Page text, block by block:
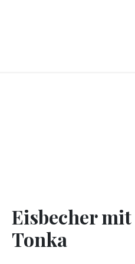
Eisbecher
Tonka